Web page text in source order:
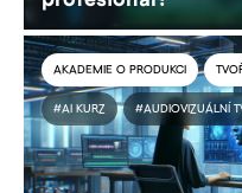
AKADEMIE O PRODUKCI
#AI KURZ #AUDIOVIZUÁLNÍ